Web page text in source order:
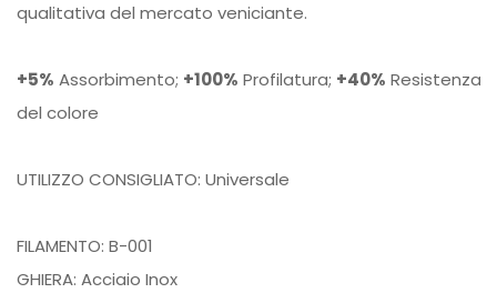
qualitativa del mercato veniciante.
+5% Assorbimento; +100% Profilatura; +40% Resistenza;
del colore
UTILIZZO CONSIGLIATO: Universale
FILAMENTO: B-001
GHIERA: Acciaio Inox